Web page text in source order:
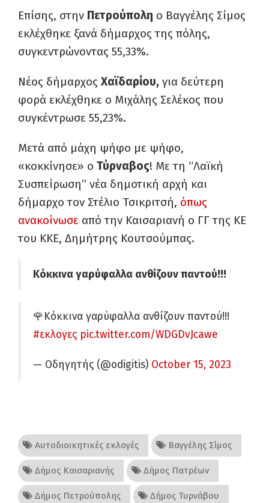
Επίσης, στην Πετρούπολη ο Βαγγέλης Σίμος
εκλέχθηκε ξανά δήμαρχος της πόλης,
συγκεντρώνοντας 55,33%.
Νέος δήμαρχος Χαϊδαρίου, για δεύτερη
φορά εκλέχθηκε ο Μιχάλης Σελέκος που
συγκέντρωσε 55,23%.
Μετά από μάχη ψήφο με ψήφο,
«κοκκίνησε» ο Τύρναβος! Με τη “Λαϊκή
Συσπείρωση” νέα δημοτική αρχή και
δήμαρχο τον Στέλιο Τσικριτσή, όπως
ανακοίνωσε από την Καισαριανή ο ΓΓ της ΚΕ
του ΚΚΕ, Δημήτρης Κουτσούμπας.
Κόκκινα γαρύφαλλα ανθίζουν παντού!!!
🌹Κόκκινα γαρύφαλλα ανθίζουν παντού!!!
#εκλογες pic.twitter.com/WDGDvJcawe
— Οδηγητής (@odigitis) October 15, 2023
Αυτοδιοικητικές εκλογές Βαγγέλης Σίμος
Δήμος Καισαριανής Δήμος Πατρέων
Δήμος Πετρούπολης Δήμος Τυρνάβου